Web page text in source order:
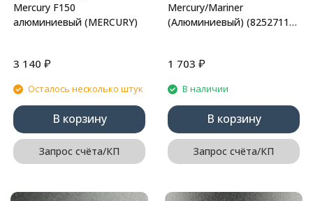
Mercury F150
алюминиевый (MERCURY)
3 140 ₽
Осталось несколько штук
В корзину
Запрос счёта/КП
Mercury/Mariner
(Алюминиевый) (8252711)
1 703 ₽
В наличии
В корзину
Запрос счёта/КП